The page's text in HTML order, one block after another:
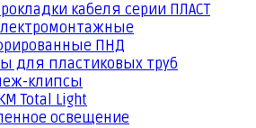
кабеля серии ПЛАСТ
ПНД
для пластиковых труб
клипсы
Total Light
освещение